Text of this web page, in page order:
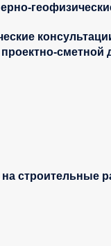
сметной
строительные